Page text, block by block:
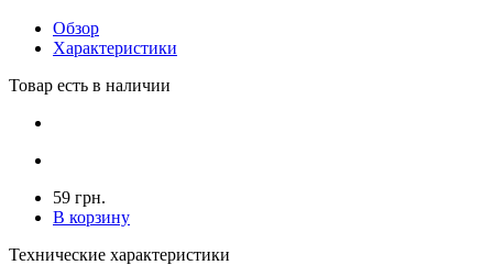
Обзор
Характеристики
Товар есть в наличии
59 грн.
В корзину
Технические характеристики